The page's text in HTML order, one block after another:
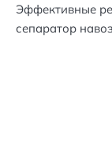
Эффективные
сепаратор